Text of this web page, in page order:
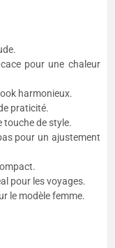
pour une chaleur
harmonieux.
praticité.
touche de style.
pour un ajustement
pour les voyages.
le modèle femme.